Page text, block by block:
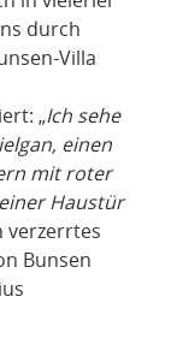
durch
Villa
„Ich sehe
einen
mit roter
Haustür
verzerrtes
Bunsen